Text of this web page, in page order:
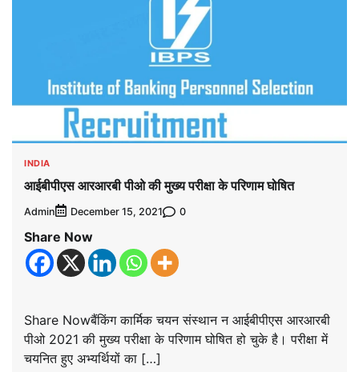
INDIA
आईबीपीएस आरआरबी पीओ की मुख्य परीक्षा के परिणाम घोषित
Admin December 15, 2021 0
Share Now
Share Nowबैंकिंग कार्मिक चयन संस्थान न आईबीपीएस आरआरबी
पीओ 2021 की मुख्य परीक्षा के परिणाम घोषित हो चुके है। परीक्षा में
चयनित हुए अभ्यर्थियों का […]